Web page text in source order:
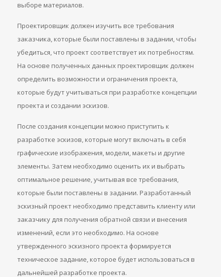
выборе материалов.
Проектировщик должен изучить все требования
заказчика, которые были поставлены в задании, чтобы
убедиться, что проект соответствует их потребностям.
На основе полученных данных проектировщик должен
определить возможности и ограничения проекта,
которые будут учитываться при разработке концепции
проекта и создании эскизов.
После создания концепции можно приступить к
разработке эскизов, которые могут включать в себя
графические изображения, модели, макеты и другие
элементы. Затем необходимо оценить их и выбрать
оптимальное решение, учитывая все требования,
которые были поставлены в задании. Разработанный
эскизный проект необходимо представить клиенту или
заказчику для получения обратной связи и внесения
изменений, если это необходимо. На основе
утвержденного эскизного проекта формируется
техническое задание, которое будет использоваться в
дальнейшей разработке проекта.